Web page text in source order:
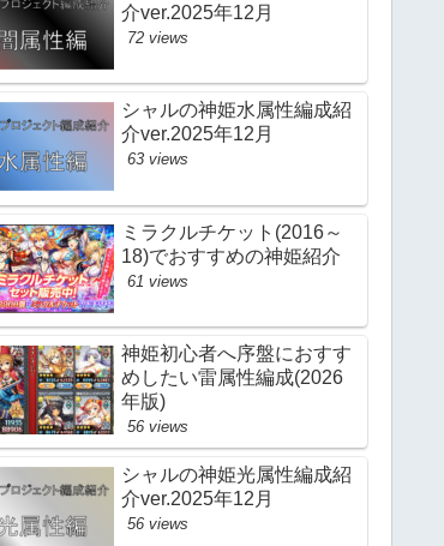
介ver.2025年12月
72 views
シャルの神姫水属性編成紹
介ver.2025年12月
63 views
ミラクルチケット(2016～
18)でおすすめの神姫紹介
61 views
神姫初心者へ序盤におすす
めしたい雷属性編成(2026
年版)
56 views
シャルの神姫光属性編成紹
介ver.2025年12月
56 views